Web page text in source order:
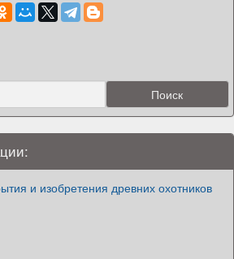
и изобретения древних охотников